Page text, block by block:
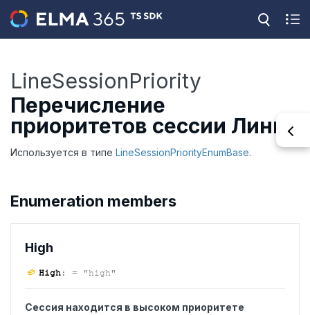
LineSessionPriority
Перечисление
приоритетов сессии Линий
Используется в типе LineSessionPriorityEnumBase.
Enumeration members
High
High: = "high"
Сессия находится в высоком приоритете